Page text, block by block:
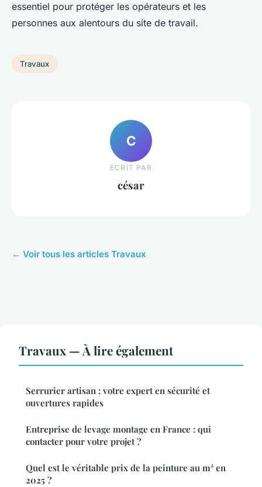
essentiel pour protéger les opérateurs et les
personnes aux alentours du site de travail.
Travaux
C
ECRIT PAR
césar
← Voir tous les articles Travaux
Travaux — À lire également
Serrurier artisan : votre expert en sécurité et
ouvertures rapides
Entreprise de levage montage en France : qui
contacter pour votre projet ?
Quel est le véritable prix de la peinture au m² en
2025 ?